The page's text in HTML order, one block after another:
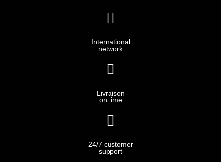
International
network
Livraison
on time
24/7 customer
support